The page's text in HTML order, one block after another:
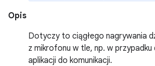
Opis
Dotyczy to ciągłego nagrywania
z mikrofonu w tle, np. w
aplikacji do komunikacji.